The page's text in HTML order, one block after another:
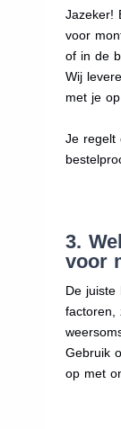
Jazeker!
voor
of in de
Wij
met je
Je regelt
3.
voor
De juiste
factoren,
Gebruik
op met